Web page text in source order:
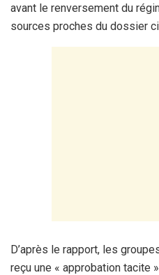
avant le renversement du
sources proches du dossier
D’après le rapport, les
reçu une « approbation tacite